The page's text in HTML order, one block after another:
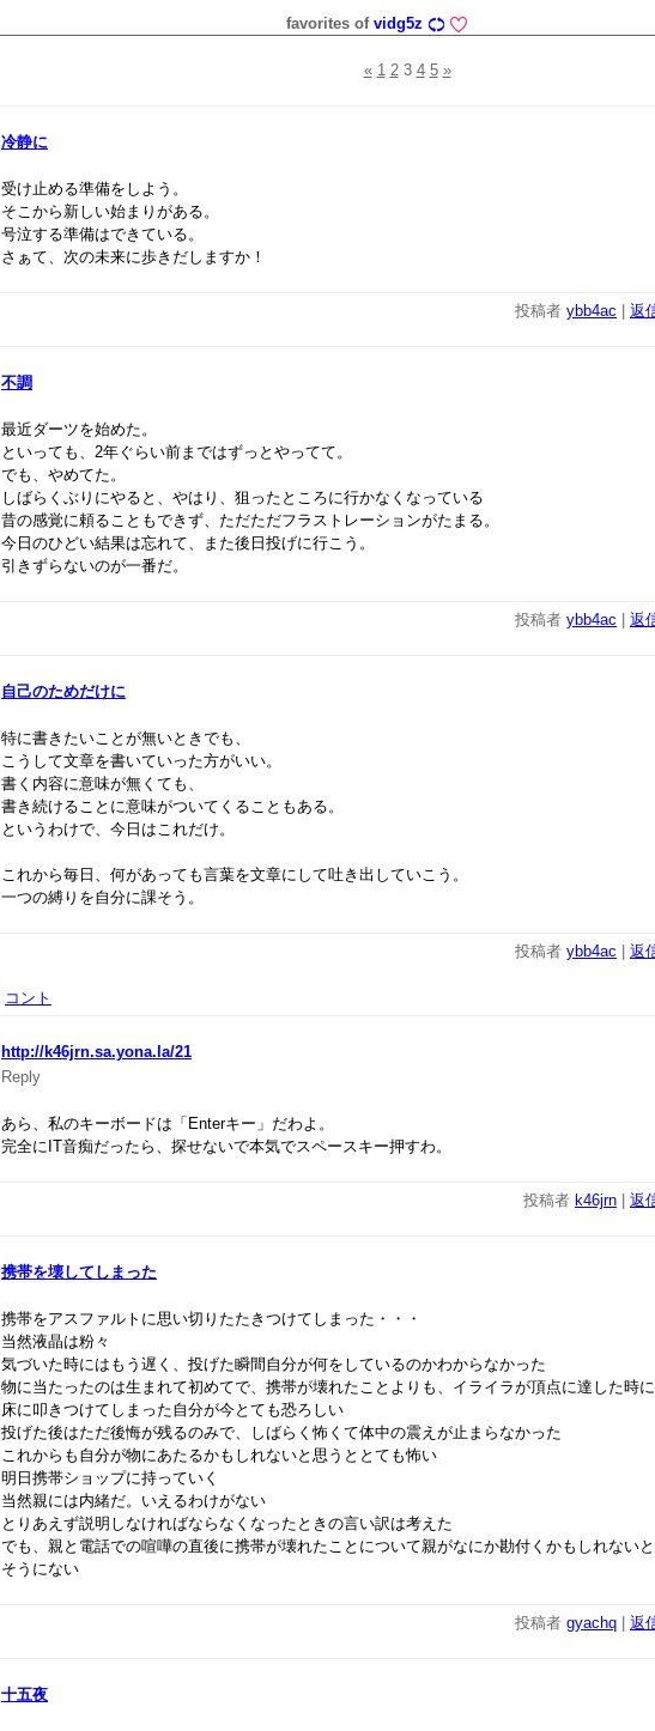
favorites of vidg5z
« 1 2 3 4 5 »
冷静に
受け止める準備をしよう。
そこから新しい始まりがある。
号泣する準備はできている。
さぁて、次の未来に歩きだしますか！
投稿者 ybb4ac 返
不調
最近ダーツを始めた。
といっても、2年ぐらい前まではずっとやってて。
でも、やめてた。
しばらくぶりにやると、やはり、狙ったところに行かなくなっている
昔の感覚に頼ることもできず、ただただフラストレーションがたまる。
今日のひどい結果は忘れて、また後日投げに行こう。
引きずらないのが一番だ。
投稿者 ybb4ac 返
自己のためだけに
特に書きたいことが無いときでも、
こうして文章を書いていった方がいい。
書く内容に意味が無くても、
書き続けることに意味がついてくることもある。
というわけで、今日はこれだけ。
これから毎日、何があっても言葉を文章にして吐き出していこう。
一つの縛りを自分に課そう。
投稿者 ybb4ac 返
コント
http://k46jrn.sa.yona.la/21
Reply
あら、私のキーボードは「Enterキー」だわよ。
完全にIT音痴だったら、探せないで本気でスペースキー押すわ。
投稿者 k46jrn 返
携帯を壊してしまった
携帯をアスファルトに思い切りたたきつけてしまった・・・
当然液晶は粉々
気づいた時にはもう遅く、投げた瞬間自分が何をしているのかわからなかった
物に当たったのは生まれて初めてで、携帯が壊れたことよりも、イライラが頂点に達した時
床に叩きつけてしまった自分が今とても恐ろしい
投げた後はただ後悔が残るのみで、しばらく怖くて体中の震えが止まらなかった
これからも自分が物にあたるかもしれないと思うととても怖い
明日携帯ショップに持っていく
当然親には内緒だ。いえるわけがない
とりあえず説明しなければならなくなったときの言い訳は考えた
でも、親と電話での喧嘩の直後に携帯が壊れたことについて親がなにか勘付くかもしれない
そうにない
投稿者 gyachq 返
十五夜